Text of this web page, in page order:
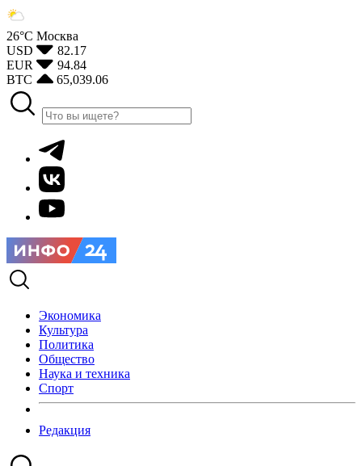
26°С Москва
USD
82.17
EUR
94.84
BTC
65,039.06
Экономика
Культура
Политика
Общество
Наука и техника
Спорт
Редакция